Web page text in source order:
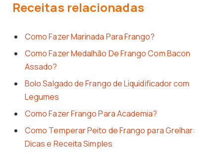
Receitas relacionadas
Como Fazer Marinada Para Frango?
Como Fazer Medalhão De Frango Com Bacon
Assado?
Bolo Salgado de Frango de Liquidificador com
Legumes
Como Fazer Frango Para Academia?
Como Temperar Peito de Frango para Grelhar:
Dicas e Receita Simples